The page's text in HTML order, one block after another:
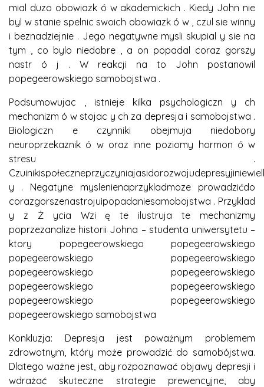
mial duzo obowiazk ó w akademickich . Kiedy John nie
byl w stanie spelnic swoich obowiazk ó w , czul sie winny
i beznadziejnie . Jego negatywne mysli skupial y sie na
tym , co bylo niedobre , a on popadal coraz gorszy
nastr ó j . W reakcji na to John postanowil
popegeerowskiego samobojstwa .
Podsumowujac , istnieje kilka psychologiczn y ch
mechanizm ó w stojac y ch za depresja i samobojstwa .
Biologiczn e czynniki obejmuja niedobory
neuroprzekaznik ó w oraz inne poziomy hormon ó w
stresu .
y . Negatyne myslenienaprzykladmoze prowadzićdo
corazgorszenastrojuipopadaniesamobojstwa . Przyklad
y z Ż ycia Wzi ę te ilustruja te mechanizmy
poprzezanalize historii Johna – studenta uniwersytetu –
ktory popegeerowskiego popegeerowskiego
popegeerowskiego popegeerowskiego
popegeerowskiego popegeerowskiego
popegeerowskiego popegeerowskiego
popegeerowskiego popegeerowskiego
popegeerowskiego samobojstwa
Konkluzja: Depresja jest poważnym problemem
zdrowotnym, który może prowadzić do samobójstwa.
Dlatego ważne jest, aby rozpoznawać objawy depresji i
wdrażać skuteczne strategie prewencyjne, aby